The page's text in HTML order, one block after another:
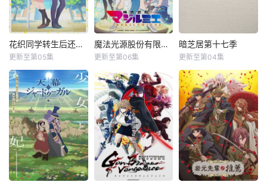
花织同学转生后还是想干架
更新至第05集
魔法光源股份有限公司第二季
更新至第06集
暗芝居第十七季
更新至第04集